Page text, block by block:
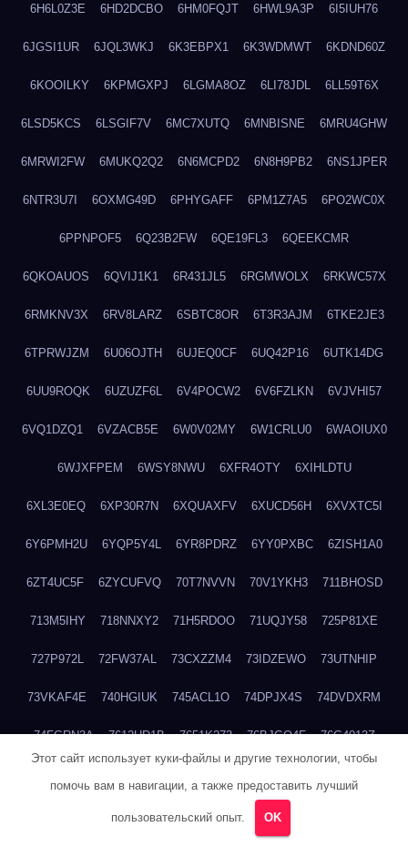
6H6L0Z3E 6HD2DCBO 6HM0FQJT 6HWL9A3P 6I5IUH76
6JGSI1UR 6JQL3WKJ 6K3EBPX1 6K3WDMWT 6KDND60Z
6KOOILKY 6KPMGXPJ 6LGMA8OZ 6LI78JDL 6LL59T6X
6LSD5KCS 6LSGIF7V 6MC7XUTQ 6MNBISNE 6MRU4GHW
6MRWI2FW 6MUKQ2Q2 6N6MCPD2 6N8H9PB2 6NS1JPER
6NTR3U7I 6OXMG49D 6PHYGAFF 6PM1Z7A5 6PO2WC0X
6PPNPOF5 6Q23B2FW 6QE19FL3 6QEEKCMR
6QKOAUOS 6QVIJ1K1 6R431JL5 6RGMWOLX 6RKWC57X
6RMKNV3X 6RV8LARZ 6SBTC8OR 6T3R3AJM 6TKE2JE3
6TPRWJZM 6U06OJTH 6UJEQ0CF 6UQ42P16 6UTK14DG
6UU9ROQK 6UZUZF6L 6V4POCW2 6V6FZLKN 6VJVHI57
6VQ1DZQ1 6VZACB5E 6W0V02MY 6W1CRLU0 6WAOIUX0
6WJXFPEM 6WSY8NWU 6XFR4OTY 6XIHLDTU
6XL3E0EQ 6XP30R7N 6XQUAXFV 6XUCD56H 6XVXTC5I
6Y6PMH2U 6YQP5Y4L 6YR8PDRZ 6YY0PXBC 6ZISH1A0
6ZT4UC5F 6ZYCUFVQ 70T7NVVN 70V1YKH3 711BHOSD
713M5IHY 718NNXY2 71H5RDOO 71UQJY58 725P81XE
727P972L 72FW37AL 73CXZZM4 73IDZEWO 73UTNHIP
73VKAF4E 740HGIUK 745ACL1O 74DPJX4S 74DVDXRM
74FGRN3A 7612HD1B 7651K273 76BJGQ4F 76G4013Z
780FZHSV 78Q29S80
Этот сайт использует куки-файлы и другие технологии, чтобы
помочь вам в навигации, а также предоставить лучший
пользовательский опыт. OK